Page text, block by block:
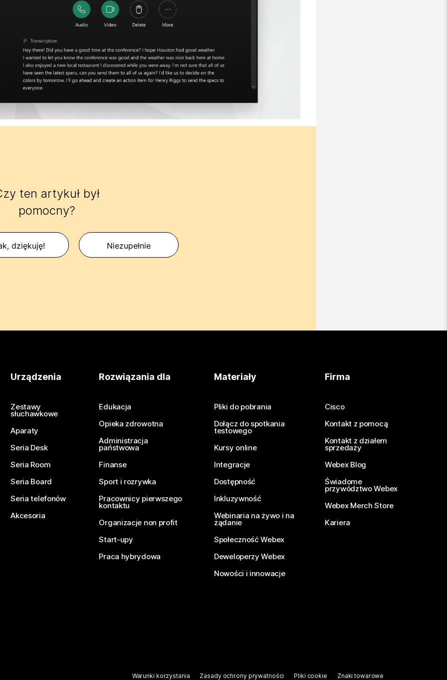
ten artykuł był
pomocny?
dziękuję! Niezupełnie
Urządzenia
Zestawy
słuchawkowe
Aparaty
Seria Desk
Seria Room
Seria Board
Seria telefonów
Akcesoria
Rozwiązania dla
Edukacja
Opieka zdrowotna
Administracja
państwowa
Finanse
Sport i rozrywka
Pracownicy pierwszego
kontaktu
Organizacje non profit
Start-upy
Praca hybrydowa
Materiały
Pliki do pobrania
Dołącz do spotkania
testowego
Kursy online
Integracje
Dostępność
Inkluzywność
Webinaria na żywo i na
żądanie
Społeczność Webex
Deweloperzy Webex
Nowości i innowacje
Firma
Cisco
Kontakt z pomocą
Kontakt z działem
sprzedaży
Webex Blog
Świadome
przywództwo Webex
Webex Merch Store
Kariera
Warunki korzystania Zasady ochrony prywatności Pliki cookie Znaki towarowe